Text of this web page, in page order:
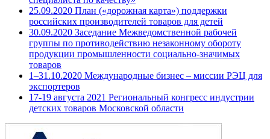
25.09.2020 План («дорожная карта») поддержки
российских производителей товаров для детей
30.09.2020 Заседание Межведомственной рабочей
группы по противодействию незаконному обороту
продукции промышленности социально-значимых
товаров
1–31.10.2020 Международные бизнес – миссии РЭЦ для
экспортеров
17-19 августа 2021 Региональный конгресс индустрии
детских товаров Московской области